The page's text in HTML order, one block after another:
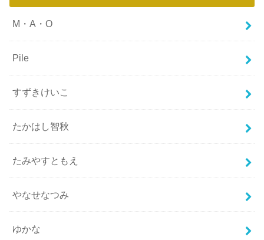
M・A・O
Pile
すずきけいこ
たかはし智秋
たみやすともえ
やなせなつみ
ゆかな